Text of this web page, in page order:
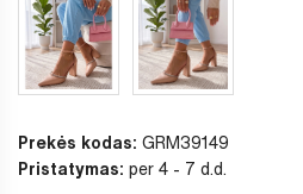
Prekės kodas: GRM39149
Pristatymas: per 4 - 7 d.d.